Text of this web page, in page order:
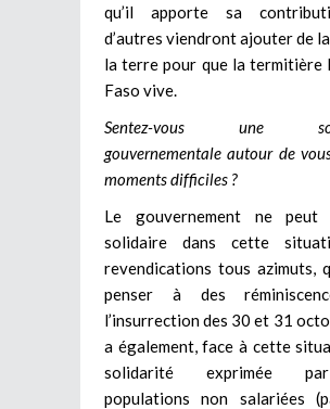
qu’il apporte sa
d’autres viendront ajouter de
la terre pour que la termitière
Faso vive.
Sentez-vous une
gouvernementale autour de
moments difficiles ?
Le gouvernement ne peut
solidaire dans cette
revendications tous azimuts,
penser à des
l’insurrection des 30 et 31
a également, face à cette
solidarité exprimée
populations non salariées